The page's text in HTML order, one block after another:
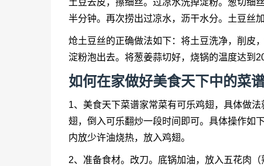
半分钟。再次捞出过凉水，沥干水分。土豆丝
炝土豆丝的正确做法如下：将土豆洗净，削皮
淀粉泡出去。将葱姜蒜切好，烧锅的温度达到
如何在家做好美食天下中的菜
1、美食天下菜谱家常菜有可乐鸡翅，具体做
翅，倒入可乐翻炒一段时间即可。具体操作如
内放少许油烧热，放入鸡翅。
2、准备食材。改刀。底锅加油，放入五花肉